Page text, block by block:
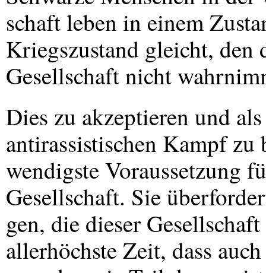
schaft leben in einem
Kriegszustand gleicht, den
Gesellschaft nicht
Dies zu akzeptieren und
antirassistischen Kampf
wendigste Voraussetzung
Gesellschaft. Sie
gen, die dieser
allerhöchste Zeit, dass